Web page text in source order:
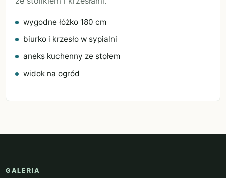
wygodne łóżko 180 cm
biurko i krzesło w sypialni
aneks kuchenny ze stołem
widok na ogród
GALERIA